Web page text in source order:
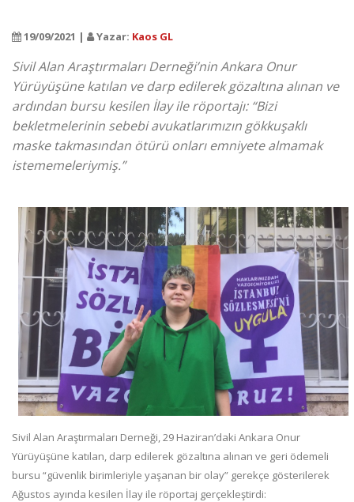
19/09/2021 | Yazar: Kaos GL
Sivil Alan Araştırmaları Derneği’nin Ankara Onur
Yürüyüşüne katılan ve darp edilerek gözaltına alınan ve
ardından bursu kesilen İlay ile röportajı: “Bizi
bekletmelerinin sebebi avukatlarımızın gökkuşaklı
maske takmasından ötürü onları emniyete almamak
istememeleriymiş.”
Sivil Alan Araştırmaları Derneği, 29 Haziran’daki Ankara Onur
Yürüyüşüne katılan, darp edilerek gözaltına alınan ve geri ödemeli
bursu “güvenlik birimleriyle yaşanan bir olay” gerekçe gösterilerek
Ağustos ayında kesilen İlay ile röportaj gerçekleştirdi: